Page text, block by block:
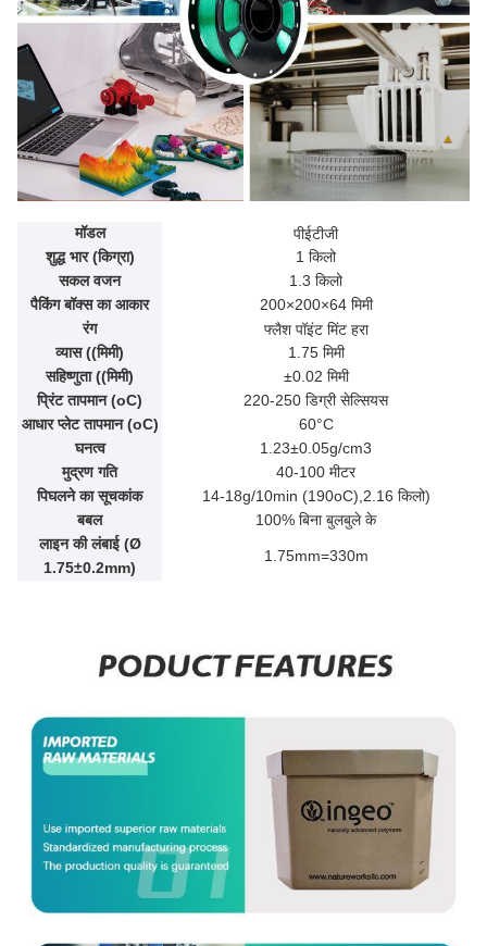
मॉडल
पीईटीजी
शुद्ध भार (किग्रा)
1 किलो
सकल वजन
1.3 किलो
पैकिंग बॉक्स का आकार
200×200×64 मिमी
रंग
फ्लैश पॉइंट मिंट हरा
व्यास ((मिमी)
1.75 मिमी
सहिष्णुता ((मिमी)
±0.02 मिमी
प्रिंट तापमान (oC)
220-250 डिग्री सेल्सियस
आधार प्लेट तापमान (oC)
60°C
घनत्व
1.23±0.05g/cm3
मुद्रण गति
40-100 मीटर
पिघलने का सूचकांक
14-18g/10min (190oC),2.16 किलो)
बबल
100% बिना बुलबुले के
लाइन की लंबाई (Ø
1.75±0.2mm)
1.75mm=330m